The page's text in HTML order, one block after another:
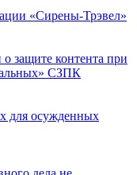
«Сирены-Трэвел»
защите контента при
СЗПК
для осужденных